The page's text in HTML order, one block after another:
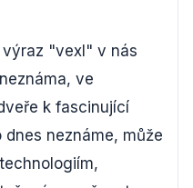
"vexl" v nás
ve
k fascinující
neznáme, může